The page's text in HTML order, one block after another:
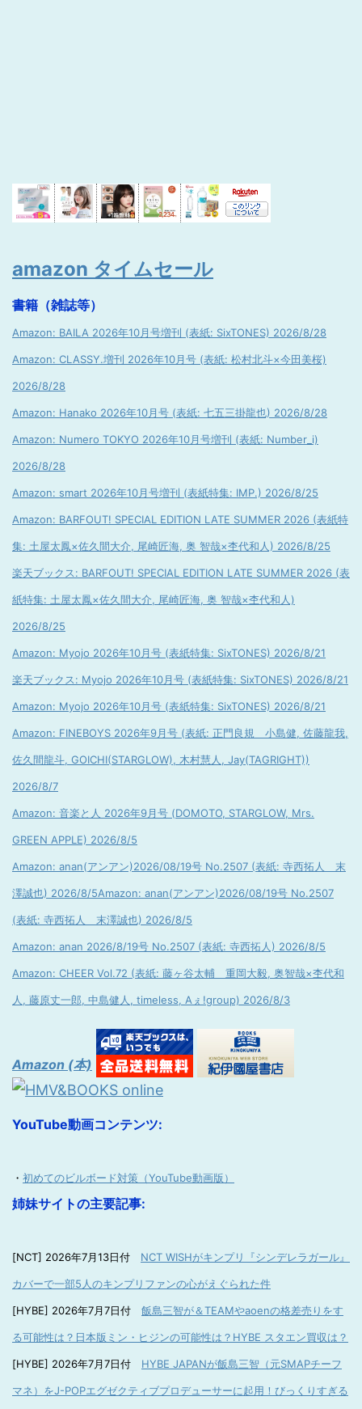
amazon タイムセール
書籍（雑誌等）
Amazon: BAILA 2026年10月号増刊 (表紙: SixTONES) 2026/8/28
Amazon: CLASSY.増刊 2026年10月号 (表紙: 松村北斗×今田美桜)
2026/8/28
Amazon: Hanako 2026年10月号 (表紙: 七五三掛龍也) 2026/8/28
Amazon: Numero TOKYO 2026年10月号増刊 (表紙: Number_i)
2026/8/28
Amazon: smart 2026年10月号増刊 (表紙特集: IMP.) 2026/8/25
Amazon: BARFOUT! SPECIAL EDITION LATE SUMMER 2026 (表紙特
集: 土屋太鳳×佐久間大介, 尾崎匠海, 奥 智哉×杢代和人) 2026/8/25
楽天ブックス: BARFOUT! SPECIAL EDITION LATE SUMMER 2026 (表
紙特集: 土屋太鳳×佐久間大介, 尾崎匠海, 奥 智哉×杢代和人)
2026/8/25
Amazon: Myojo 2026年10月号 (表紙特集: SixTONES) 2026/8/21
楽天ブックス: Myojo 2026年10月号 (表紙特集: SixTONES) 2026/8/21
Amazon: Myojo 2026年10月号 (表紙特集: SixTONES) 2026/8/21
Amazon: FINEBOYS 2026年9月号 (表紙: 正門良規 小島健, 佐藤龍我,
佐久間龍斗, GOICHI(STARGLOW), 木村慧人, Jay(TAGRIGHT))
2026/8/7
Amazon: 音楽と人 2026年9月号 (DOMOTO, STARGLOW, Mrs.
GREEN APPLE) 2026/8/5
Amazon: anan(アンアン)2026/08/19号 No.2507 (表紙: 寺西拓人 末
澤誠也) 2026/8/5Amazon: anan(アンアン)2026/08/19号 No.2507
(表紙: 寺西拓人 末澤誠也) 2026/8/5
Amazon: anan 2026/8/19号 No.2507 (表紙: 寺西拓人) 2026/8/5
Amazon: CHEER Vol.72 (表紙: 藤ヶ谷太輔 重岡大毅, 奥智哉×杢代和
人, 藤原丈一郎, 中島健人, timeless, Aぇ!group) 2026/8/3
Amazon (本)
YouTube動画コンテンツ:
・ 初めてのビルボード対策（YouTube動画版）
姉妹サイトの主要記事:
[NCT] 2026年7月13日付 NCT WISHがキンプリ『シンデレラガール』
カバーで一部5人のキンプリファンの心がえぐられた件
[HYBE] 2026年7月7日付 飯島三智が＆TEAMやaoenの格差売りをす
る可能性は？日本版ミン・ヒジンの可能性は？HYBE スタエン買収は？
[HYBE] 2026年7月7日付 HYBE JAPANが飯島三智（元SMAPチーフ
マネ）をJ-POPエグゼクティブプロデューサーに起用！びっくりすぎる